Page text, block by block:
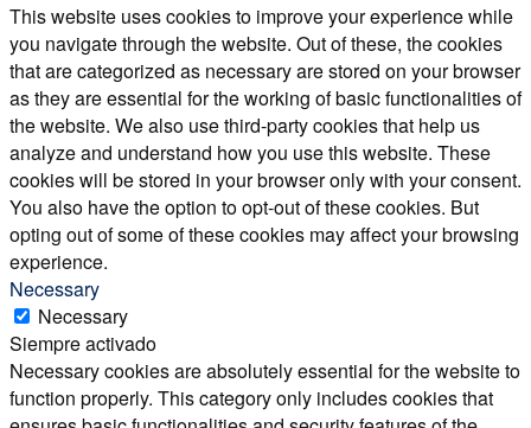
This website uses cookies to improve your experience while
you navigate through the website. Out of these, the cookies
that are categorized as necessary are stored on your browser
as they are essential for the working of basic functionalities of
the website. We also use third-party cookies that help us
analyze and understand how you use this website. These
cookies will be stored in your browser only with your consent.
You also have the option to opt-out of these cookies. But
opting out of some of these cookies may affect your browsing
experience.
Necessary
Necessary
Siempre activado
Necessary cookies are absolutely essential for the website to
function properly. This category only includes cookies that